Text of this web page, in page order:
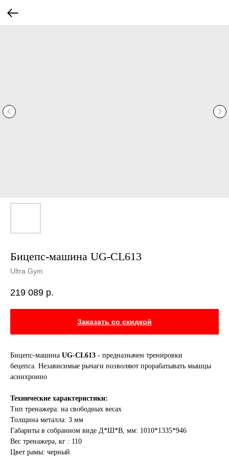
Бицепс-машина UG-CL613
Ultra Gym
219 089 р.
Заказать со скидкой
Бицепс-машина UG-CL613 - предназначен тренировки
бецепса. Независимые рычаги позволяют прорабатывать мышцы
асинхронно
Технические характеристики:
Тип тренажера: на свободных весах
Толщина металла: 3 мм
Габариты в собранном виде Д*Ш*В, мм: 1010*1335*946
Вес тренажера, кг : 110
Цвет рамы: черный